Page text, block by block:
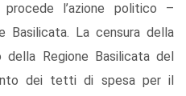
l’azione politico –
Basilicata. La censura della
Regione Basilicata del
dei tetti di spesa per il